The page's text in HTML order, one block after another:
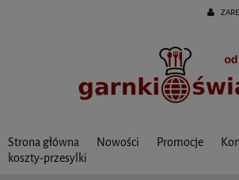
Strona główna Nowości Promocje
koszty-przesylki